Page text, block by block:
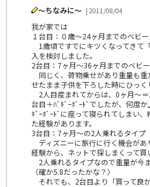
～ちなみに～ | 2011/08/04
我が家では
１台目：０歳～24ヶ月までのベビ
1歳頃ですでにキツくなってきて
入を検討しました。
2台目：7ヶ月～36ヶ月までのベビ
同じく、荷物乗せがあり重量も
せたまま子供を下ろした時にひっく
2人目産まれてからは、0ヶ月～＝
台目＋ﾊﾞｷﾞｰﾎﾞｰﾄﾞでしたが、何度
ｷﾞｰﾎﾞｰﾄﾞに座って寝られてしまい
た経験があります。
3台目：7ヶ月～の2人乗れるタイプ
ディズニーに旅行に行く機会があ
経験から、ネットで探しまくって買
2人乗れるタイプなので重量が今
（確か5.8だったかな？）
それでも、2台目より「買って良